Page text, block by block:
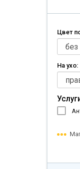
Цвет
На ухо: